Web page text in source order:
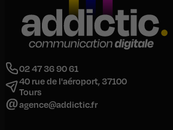
02 47 36 90 61
40 rue de l'aéroport, 37100
Tours
agence@addictic.fr